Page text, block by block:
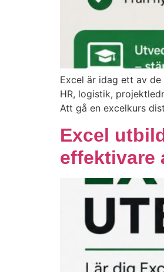
Excel är idag ett av
HR, logistik,
Att gå en excelkurs
Excel
effektivare